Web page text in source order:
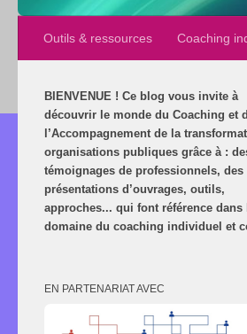
Outils & ressources Coaching
BIENVENUE ! Ce blog vous invite à
découvrir le monde du Coaching et
l’Accompagnement de la
organisations publiques grâce à :
témoignages de professionnels, des
présentations d’ouvrages, outils,
approches... qui font référence dans
domaine du coaching individuel et
EN PARTENARIAT AVEC